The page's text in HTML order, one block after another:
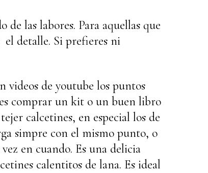
las labores. Para aquellas que
detalle. Si prefieres ni
videos de youtube los puntos
comprar un kit o un buen libro
calcetines, en especial los de
simpre con el mismo punto, o
en cuando. Es una delicia
calentitos de lana. Es ideal